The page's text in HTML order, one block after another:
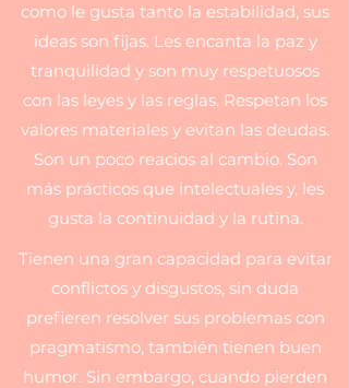
como le gusta tanto la estabilidad, sus
ideas son fijas. Les encanta la paz y
tranquilidad y son muy respetuosos
con las leyes y las reglas. Respetan los
valores materiales y evitan las deudas.
Son un poco reacios al cambio. Son
más prácticos que intelectuales y, les
gusta la continuidad y la rutina.
Tienen una gran capacidad para evitar
conflictos y disgustos, sin duda
prefieren resolver sus problemas con
pragmatismo, también tienen buen
humor. Sin embargo, cuando pierden